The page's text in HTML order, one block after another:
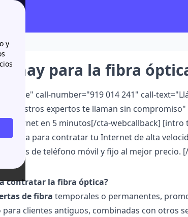
y
hay para la fibra
call-number="919 014 241" call-
nuestros expertos te llaman sin
internet en 5 minutos[/cta-webcallback]
óptica para contratar tu Internet de alta
de teléfono móvil y fijo al mejor precio.
contratar la fibra óptica?
de fibra temporales o permanentes,
para clientes antiguos, combinadas con otros